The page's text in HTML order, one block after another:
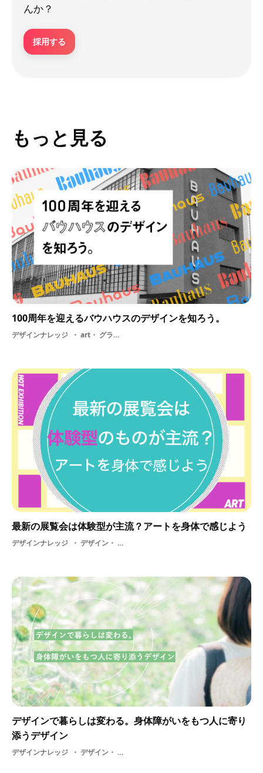
んか？
採用する
もっと見る
100周年を迎えるバウハウスのデザインを知ろう。
デザインナレッジ art・ グラフィックデザイン・ デザイン史・ ドイツ・ 学校・ 教育・ デザイン・ 近代デザイン・ 歴史・ バウハウス・ グラフィック
最新の展覧会は体験型が主流？アートを身体で感じよう
デザインナレッジ デザイン・ アート・ 体験型展覧会・ テクノロジー・ 体験・ 展示
デザインで暮らしは変わる。身体障がいをもつ人に寄り
添うデザイン
デザインナレッジ デザイン・ ユニバーサルデザイン・ バリアフリー・ 障害